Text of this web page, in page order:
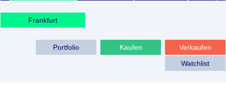
Frankfurt
Verkaufen
Kaufen
Portfolio
Watchlist